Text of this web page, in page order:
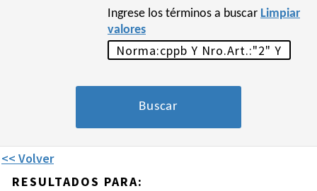
Ingrese los términos a buscar Limpiar
valores
<< Volver
RESULTADOS PARA: